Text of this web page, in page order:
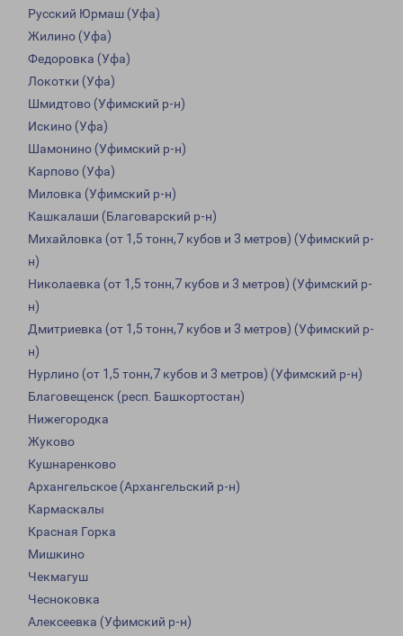
Русский Юрмаш (Уфа)
Жилино (Уфа)
Федоровка (Уфа)
Локотки (Уфа)
Шмидтово (Уфимский р-н)
Искино (Уфа)
Шамонино (Уфимский р-н)
Карпово (Уфа)
Миловка (Уфимский р-н)
Кашкалаши (Благоварский р-н)
Михайловка (от 1,5 тонн,7 кубов и 3 метров) (Уфимский р-
н)
Николаевка (от 1,5 тонн,7 кубов и 3 метров) (Уфимский р-
н)
Дмитриевка (от 1,5 тонн,7 кубов и 3 метров) (Уфимский р-
н)
Нурлино (от 1,5 тонн,7 кубов и 3 метров) (Уфимский р-н)
Благовещенск (респ. Башкортостан)
Нижегородка
Жуково
Кушнаренково
Архангельское (Архангельский р-н)
Кармаскалы
Красная Горка
Мишкино
Чекмагуш
Чесноковка
Алексеевка (Уфимский р-н)